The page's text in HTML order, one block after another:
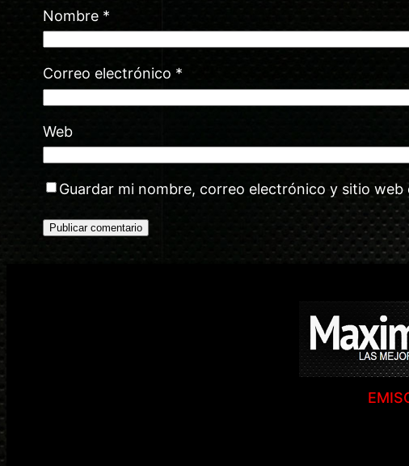
Nombre *
Correo electrónico *
Web
Guardar mi nombre, correo electrónico y sitio